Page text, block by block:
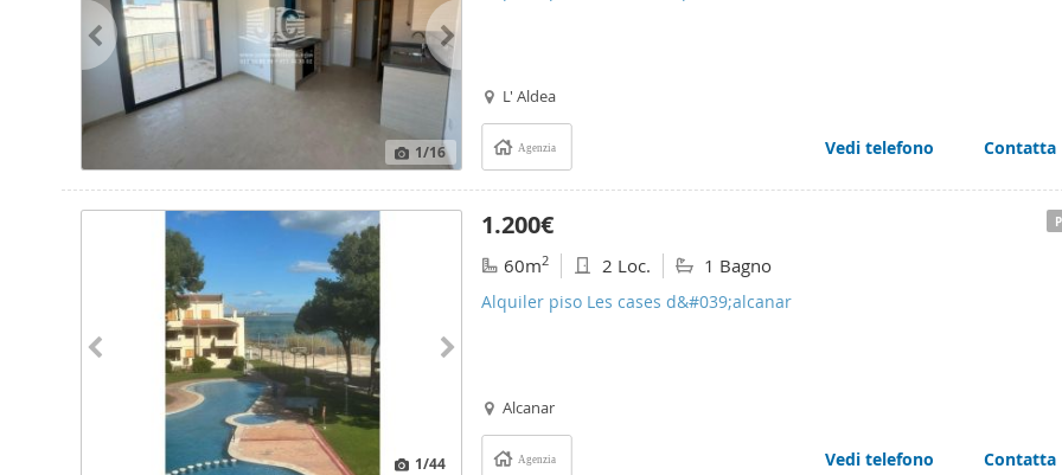
1/16
L' Aldea
Agenzia Vedi telefono Contatta
1/44
1.200€
60m2 2 Loc. 1 Bagno
Alquiler piso Les cases d&#039;alcanar
Alcanar
Agenzia Vedi telefono Contatta